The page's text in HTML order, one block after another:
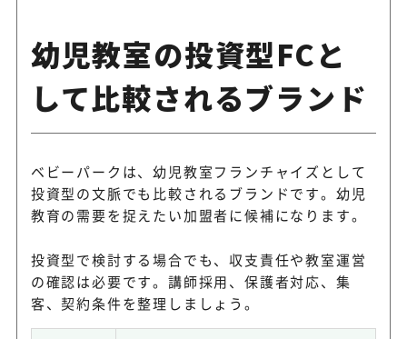
幼児教室の投資型FCと
して比較されるブランド
ベビーパークは、幼児教室フランチャイズとして
投資型の文脈でも比較されるブランドです。幼児
教育の需要を捉えたい加盟者に候補になります。
投資型で検討する場合でも、収支責任や教室運営
の確認は必要です。講師採用、保護者対応、集
客、契約条件を整理しましょう。